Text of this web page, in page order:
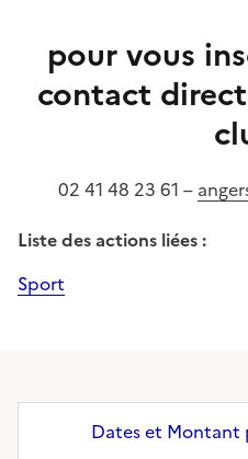
pour vous
contact
02 41 48 23 61 –
Liste des actions liées :
Sport
Dates et